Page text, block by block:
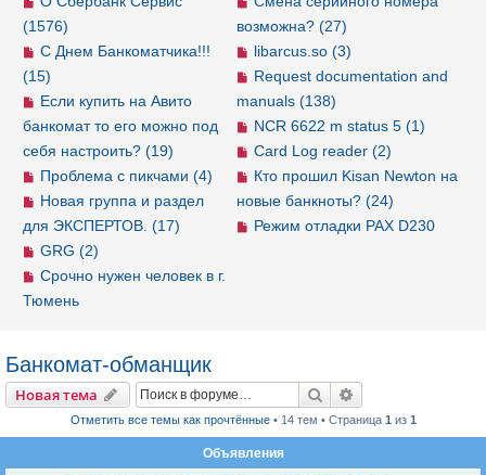
возможна? (27)
libarcus.so (3)
Request documentation and
manuals (138)
NCR 6622 m status 5 (1)
Card Log reader (2)
Кто прошил Kisan Newton на
новые банкноты? (24)
Режим отладки PAX D230
(1576)
С Днем Банкоматчика!!!
(15)
Если купить на Авито
банкомат то его можно под
себя настроить? (19)
Проблема с пикчами (4)
Новая группа и раздел
для ЭКСПЕРТОВ. (17)
GRG (2)
Срочно нужен человек в г.
Тюмень
Банкомат-обманщик
Новая тема
Новаятема Поиск
Отметить все темы как прочтённые• 14 тем • Страница 1 из 1
Объявления